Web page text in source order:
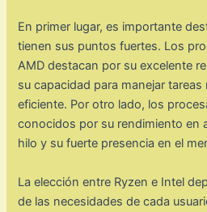
En primer lugar, es importante
tienen sus puntos fuertes. Los
AMD destacan por su excelente
su capacidad para manejar tareas
eficiente. Por otro lado, los
conocidos por su rendimiento en
hilo y su fuerte presencia en el
La elección entre Ryzen e Intel
de las necesidades de cada